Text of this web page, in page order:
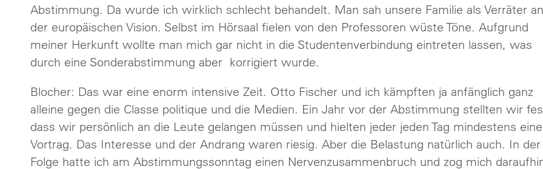
Abstimmung. Da wurde ich wirklich schlecht behandelt. Man sah unsere Familie als Verräter an
der europäischen Vision. Selbst im Hörsaal fielen von den Professoren wüste Töne. Aufgrund
meiner Herkunft wollte man mich gar nicht in die Studentenverbindung eintreten lassen, was
durch eine Sonderabstimmung aber korrigiert wurde.
Blocher: Das war eine enorm intensive Zeit. Otto Fischer und ich kämpften ja anfänglich ganz
alleine gegen die Classe politique und die Medien. Ein Jahr vor der Abstimmung stellten wir
dass wir persönlich an die Leute gelangen müssen und hielten jeder jeden Tag mindestens
Vortrag. Das Interesse und der Andrang waren riesig. Aber die Belastung natürlich auch. In der
Folge hatte ich am Abstimmungssonntag einen Nervenzusammenbruch und zog mich